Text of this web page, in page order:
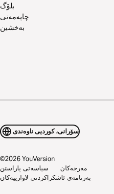
بلۆگ
چاپەمەنی
بەخشین
سۆرانی، کوردیی ناوەندی
©2026YouVersion
سیاسەتی پاراستن
مەرجەکان
بەرنامەی ئاشکراکردنی لاوازییەکان